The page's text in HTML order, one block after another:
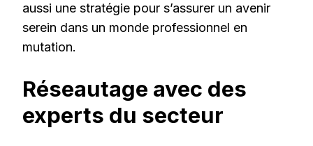
aussi une stratégie pour s’assurer un avenir
serein dans un monde professionnel en
mutation.
Réseautage avec des
experts du secteur